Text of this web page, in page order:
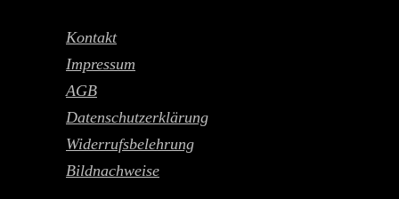
Kontakt
Impressum
AGB
Datenschutzerklärung
Widerrufsbelehrung
Bildnachweise